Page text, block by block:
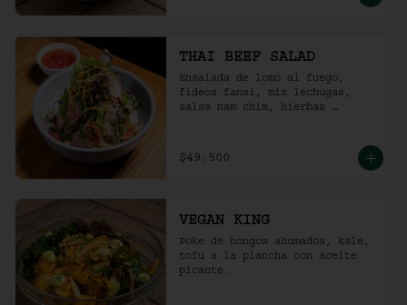
THAI BEEF SALAD
Ensalada de lomo al fuego,
fideos fansi, mix lechugas,
salsa nam chim, hierbas
tostado.
$49.500
VEGAN KING
Poke de hongos ahumados, kale,
tofu a la plancha con aceite
picante.